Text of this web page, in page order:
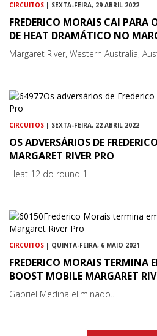
CIRCUITOS | SEXTA-FEIRA, 29 ABRIL 2022
FREDERICO MORAIS CAI PARA
DE HEAT DRAMÁTICO NO
Margaret River, Western Australia,
CIRCUITOS | SEXTA-FEIRA, 22 ABRIL 2022
OS ADVERSÁRIOS DE
MARGARET RIVER PRO
Heat 12 do round 1
CIRCUITOS | QUINTA-FEIRA, 6 MAIO 2021
FREDERICO MORAIS TERMINA
BOOST MOBILE MARGARET
Gabriel Medina eliminado...